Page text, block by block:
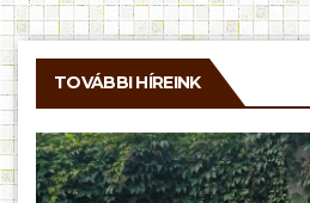
TOVÁBBI HÍREINK